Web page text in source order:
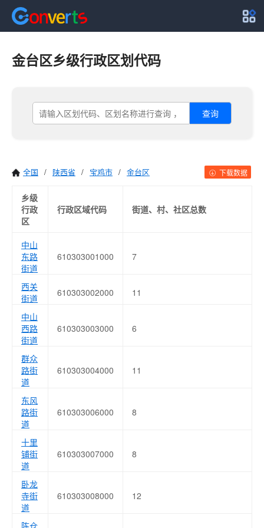
金台区乡级行政区划代码
查询
全国 / 陕西省 / 宝鸡市 / 金台区 下载数据
乡级
行政
区
行政区域代码 街道、村、社区总数
中山
东路
街道
610303001000 7
西关
街道
610303002000 11
中山
西路
街道
610303003000 6
群众
路街
道
610303004000 11
东风
路街
道
610303006000 8
十里
铺街
道
610303007000 8
卧龙
寺街
道
610303008000 12
陈仓